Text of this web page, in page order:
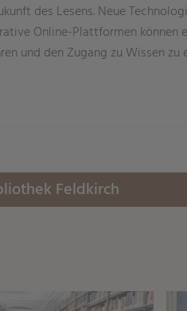
des Lesens. Neue
Online-Plattformen können
und den Zugang zu Wissen
Feldkirch